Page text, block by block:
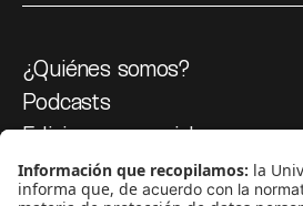
¿Quiénes somos?
Podcasts
Ediciones especiales
Proyectos 070